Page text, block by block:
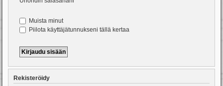
Muista minut
Piilota käyttäjätunnukseni tällä kertaa
Rekisteröidy